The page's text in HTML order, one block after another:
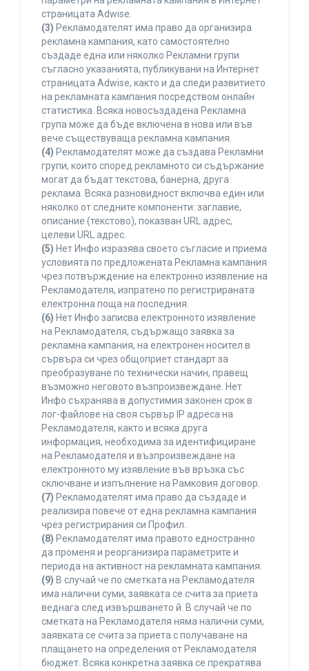
страницата Adwise.
(3) Рекламодателят има право да организира
рекламна кампания, като самостоятелно
създаде една или няколко Рекламни групи
съгласно указанията, публикувани на Интернет
страницата Adwise, както и да следи развитието
на рекламната кампания посредством онлайн
статистика. Всяка новосъздадена Рекламна
група може да бъде включена в нова или във
вече съществуваща рекламна кампания.
(4) Рекламодателят може да създава Рекламни
групи, които според рекламното си съдържание
могат да бъдат текстова, банерна, друга
реклама. Всяка разновидност включва един или
няколко от следните компоненти: заглавие,
описание (текстово), показван URL адрес,
целеви URL адрес.
(5) Нет Инфо изразява своето съгласие и приема
условията по предложената Рекламна кампания
чрез потвърждение на електронно изявление на
Рекламодателя, изпратено по регистрираната
електронна поща на последния.
(6) Нет Инфо записва електронното изявление
на Рекламодателя, съдържащо заявка за
рекламна кампания, на електронен носител в
сървъра си чрез общоприет стандарт за
преобразуване по технически начин, правещ
възможно неговото възпроизвеждане. Нет
Инфо съхранява в допустимия законен срок в
лог-файлове на своя сървър IP адреса на
Рекламодателя, както и всяка друга
информация, необходима за идентифициране
на Рекламодателя и възпроизвеждане на
електронното му изявление във връзка със
сключване и изпълнение на Рамковия договор.
(7) Рекламодателят има право да създаде и
реализира повече от една рекламна кампания
чрез регистрирания си Профил.
(8) Рекламодателят има правото едностранно
да променя и реорганизира параметрите и
периода на активност на рекламната кампания.
(9) В случай че по сметката на Рекламодателя
има налични суми, заявката се счита за приета
веднага след извършването й. В случай че по
сметката на Рекламодателя няма налични суми,
заявката се счита за приета с получаване на
плащането на определения от Рекламодателя
бюджет. Всяка конкретна заявка се прекратява